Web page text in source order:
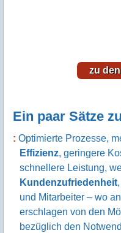
zu
Ein paar Sätze
Optimierte Prozesse,
Effizienz, geringere
schnellere Leistung,
Kundenzufriedenheit
und Mitarbeiter – wo
erschlagen von den
bezüglich den